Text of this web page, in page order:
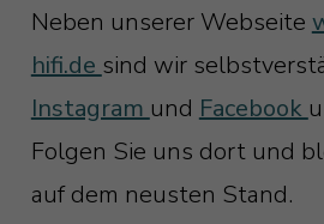
Neben unserer Webseite
hifi.de sind wir
Instagram und Facebook
Folgen Sie uns dort und
auf dem neusten Stand.